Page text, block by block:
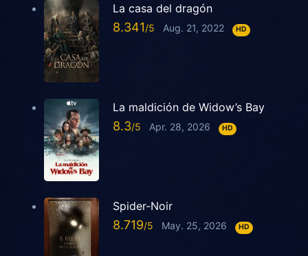
La casa del dragón
8.341 Aug. 21, 2022 HD
La maldición de Widow’s Bay
8.3 Apr. 28, 2026 HD
Spider-Noir
8.719 May. 25, 2026 HD